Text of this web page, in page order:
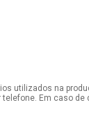
utilizados na
Em caso